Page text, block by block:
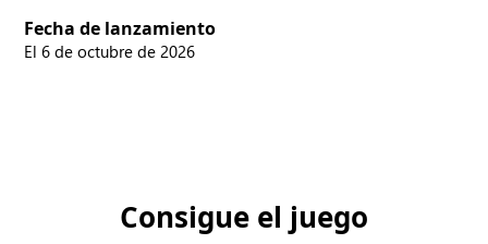
Fecha de lanzamiento
El 6 de octubre de 2026
Consigue el juego